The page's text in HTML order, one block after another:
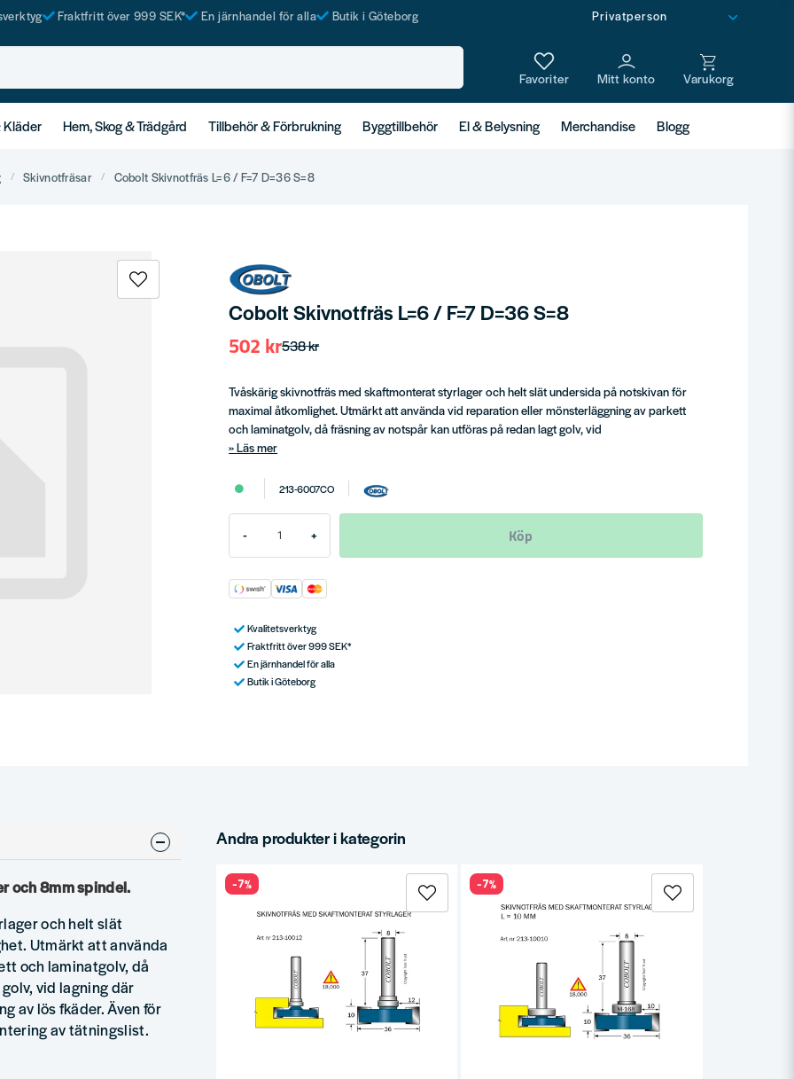
Fraktfritt över 999 SEK* En järnhandel för alla Butik i Göteborg
Kläder Hem, Skog & Trädgård Tillbehör & Förbrukning Byggtillbehör El & Belysning Merchandise Blogg
Skivnotfräsar Cobolt Skivnotfräs L=6 / F=7 D=36 S=8
Cobolt Skivnotfräs L=6 / F=7 D=36 S=8
538 kr
502 kr
Tvåskärig skivnotfräs med skaftmonterat styrlager och helt slät undersida på notskivan för
maximal åtkomlighet. Utmärkt att använda vid reparation eller mönsterläggning av parkett
och laminatgolv, då fräsning av notspår kan utföras på redan lagt golv, vid
Läs mer
213-6007CO
- + Köp
Kvalitetsverktyg
Fraktfritt över 999 SEK*
En järnhandel för alla
Butik i Göteborg
och 8mm spindel.
och helt slät
Utmärkt att använda
och laminatgolv, då
vid lagning där
av lös fkäder. Även för
av tätningslist.
Andra produkter i kategorin
-7% -7%